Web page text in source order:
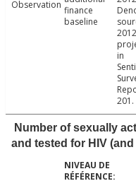
Observation finance
baseline
2012
in
201.
Number of sexually
and tested for HIV